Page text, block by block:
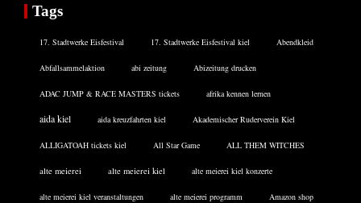
Tags
17. Stadtwerke Eisfestival 17. Stadtwerke Eisfestival kiel Abendkleid
Abfallsammelaktion abi zeitung Abizeitung drucken
ADAC JUMP & RACE MASTERS tickets afrika kennen lernen
aida kiel aida kreuzfahrten kiel Akademischer Ruderverein Kiel
ALLIGATOAH tickets kiel All Star Game ALL THEM WITCHES
alte meierei alte meierei kiel alte meierei kiel konzerte
alte meierei kiel veranstaltungen alte meierei programm Amazon shop